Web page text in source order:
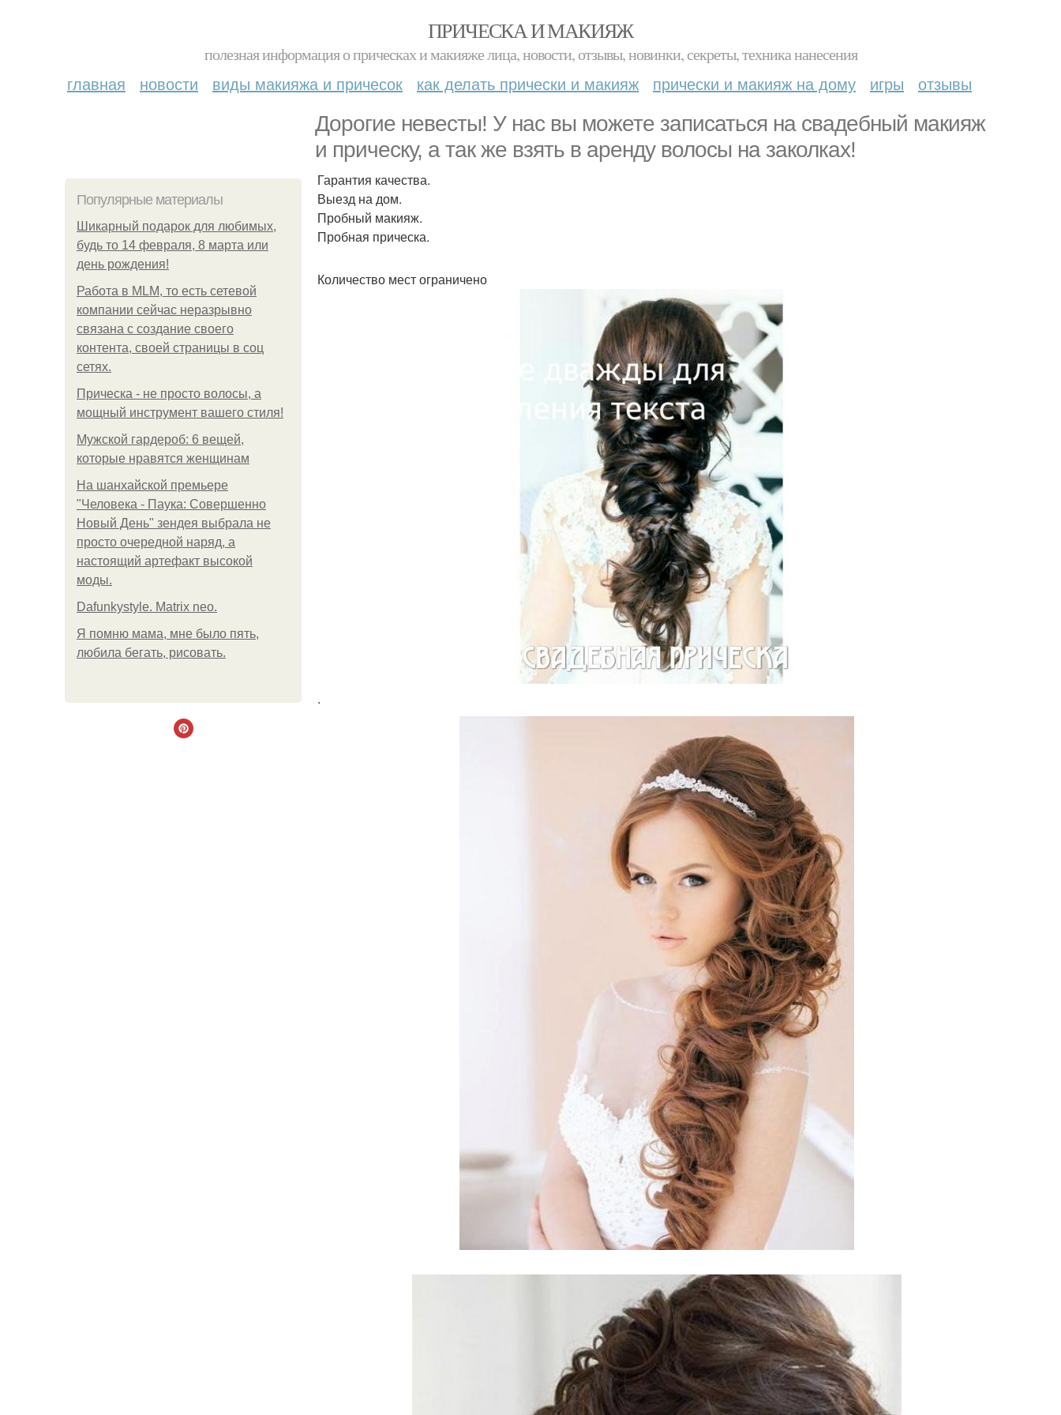
ПРИЧЕСКА И МАКИЯЖ
полезная информация о прическах и макияже лица, новости, отзывы, новинки, секреты, техника нанесения
главная новости виды макияжа и причесок как делать прически и макияж прически и макияж на дому игры отзывы
Дорогие невесты! У нас вы можете записаться на свадебный макияж
и прическу, а так же взять в аренду волосы на заколках!
Популярные материалы
Шикарный подарок для любимых,
будь то 14 февраля, 8 марта или
день рождения!
Работа в MLM, то есть сетевой
компании сейчас неразрывно
связана с создание своего
контента, своей страницы в соц
сетях.
Прическа - не просто волосы, а
мощный инструмент вашего стиля!
Мужской гардероб: 6 вещей,
которые нравятся женщинам
На шанхайской премьере
"Человека - Паука: Совершенно
Новый День" зендея выбрала не
просто очередной наряд, а
настоящий артефакт высокой
моды.
Dafunkystyle. Matrix neo.
Я помню мама, мне было пять,
любила бегать, рисовать.
Гарантия качества.
Выезд на дом.
Пробный макияж.
Пробная прическа.
Количество мест ограничено
.